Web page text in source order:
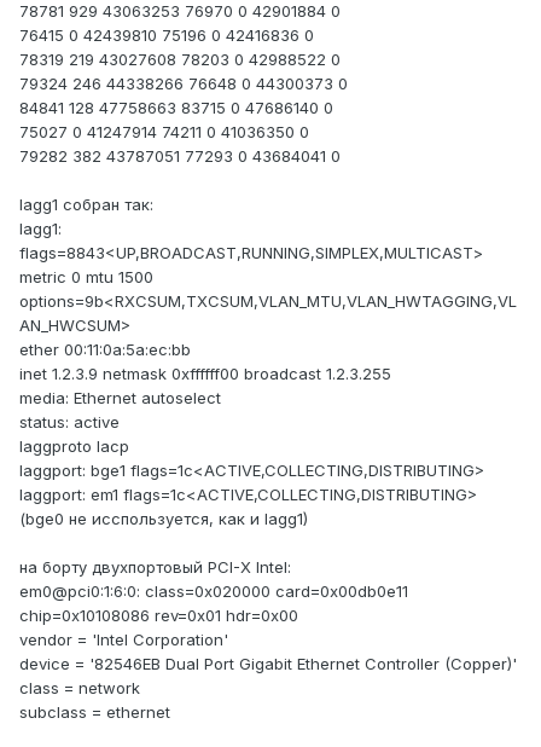
78781 929 43063253 76970 0 42901884 0
76415 0 42439810 75196 0 42416836 0
78319 219 43027608 78203 0 42988522 0
79324 246 44338266 76648 0 44300373 0
84841 128 47758663 83715 0 47686140 0
75027 0 41247914 74211 0 41036350 0
79282 382 43787051 77293 0 43684041 0
lagg1 собран так:
lagg1:
flags=8843<UP,BROADCAST,RUNNING,SIMPLEX,MULTICAST>
metric 0 mtu 1500
options=9b<RXCSUM,TXCSUM,VLAN_MTU,VLAN_HWTAGGING,VL
AN_HWCSUM>
ether 00:11:0a:5a:ec:bb
inet 1.2.3.9 netmask 0xffffff00 broadcast 1.2.3.255
media: Ethernet autoselect
status: active
laggproto lacp
laggport: bge1 flags=1c<ACTIVE,COLLECTING,DISTRIBUTING>
laggport: em1 flags=1c<ACTIVE,COLLECTING,DISTRIBUTING>
(bge0 не исспользуется, как и lagg1)
на борту двухпортовый PCI-X Intel:
em0@pci0:1:6:0: class=0x020000 card=0x00db0e11
chip=0x10108086 rev=0x01 hdr=0x00
vendor = 'Intel Corporation'
device = '82546EB Dual Port Gigabit Ethernet Controller (Copper)'
class = network
subclass = ethernet